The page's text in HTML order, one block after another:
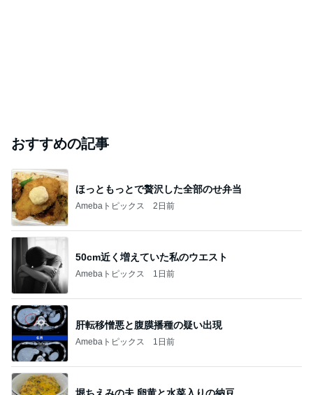
おすすめの記事
ほっともっとで贅沢した全部のせ弁当
Amebaトピックス 2日前
50cm近く増えていた私のウエスト
Amebaトピックス 1日前
肝転移憎悪と腹膜播種の疑い出現
Amebaトピックス 1日前
堀ちえみの夫 卵黄と水菜入りの納豆